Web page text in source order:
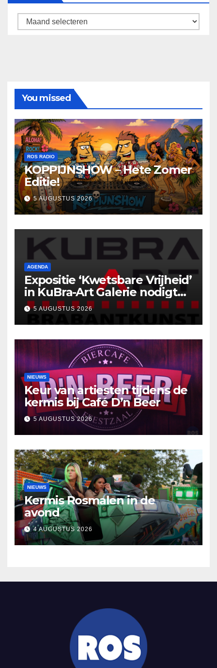
Archief
You missed
ROS RADIO
KOPPIJNSHOW – Hete Zomer
Editie!
5 AUGUSTUS 2026
AGENDA
Expositie ‘Kwetsbare Vrijheid’
in KuBra-Art Galerie nodigt
uit tot ontmoeting en
reflectie
5 AUGUSTUS 2026
NIEUWS
Keur van artiesten tijdens de
kermis bij Café D’n Beer
5 AUGUSTUS 2026
NIEUWS
Kermis Rosmalen in de
avond
4 AUGUSTUS 2026